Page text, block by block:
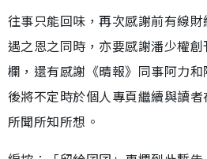
往事只能回味，再次感謝前有線
遇之恩之同時，亦要感謝潘少權
欄，還有感謝《晴報》同事阿力
後將不定時於個人專頁繼續與讀
所聞所知所想。